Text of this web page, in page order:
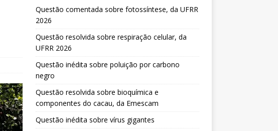
Questão comentada sobre fotossíntese, da UFRR
2026
Questão resolvida sobre respiração celular, da
UFRR 2026
Questão inédita sobre poluição por carbono
negro
Questão resolvida sobre bioquímica e
componentes do cacau, da Emescam
Questão inédita sobre vírus gigantes